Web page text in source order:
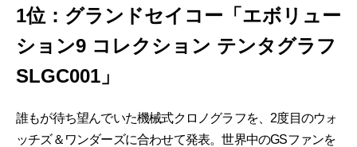
1位：グランドセイコー「エボリュー
ション9 コレクション テンタグラフ
SLGC001」
誰もが待ち望んでいた機械式クロノグラフを、2度目のウォ
ッチズ＆ワンダーズに合わせて発表。世界中のGSファンを